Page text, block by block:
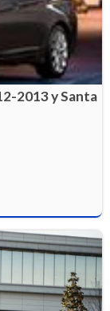
2013 y Santa